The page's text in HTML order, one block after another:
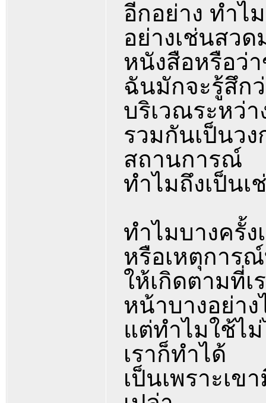
อีกอย่าง ทำไ
อย่างเช่นสว
หนังสือหรือว่
ฉันมักจะรู้สึก
บริเวณระหว่า
รวมกันเป็นว
สถานการณ์
ทำไมถึงเป็น
ทำไมบางครั้ง
หรือเหตุการ
ให้เกิดตามที่เ
หน้าบางอย่าง
แต่ทำไมใช้ไ
เราก็ทำได้
เป็นเพราะเข